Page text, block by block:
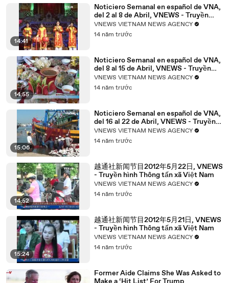
14:41
Noticiero Semanal en español de VNA,
del 2 al 8 de Abril, VNEWS - Truyền
hình Thông tấn xã Việt Nam
VNEWS VIETNAM NEWS AGENCY
14 năm trước
14:55
Noticiero Semanal en español de VNA,
del 8 al 15 de Abril, VNEWS - Truyền
hình Thông tấn xã Việt Nam
VNEWS VIETNAM NEWS AGENCY
14 năm trước
15:06
Noticiero Semanal en español de VNA,
del 16 al 22 de Abril, VNEWS - Truyền
hình Thông tấn xã Việt Nam
VNEWS VIETNAM NEWS AGENCY
14 năm trước
14:52
越通社新闻节目2012年5月22日, VNEWS
- Truyền hình Thông tấn xã Việt Nam
VNEWS VIETNAM NEWS AGENCY
14 năm trước
15:24
越通社新闻节目2012年5月21日, VNEWS
- Truyền hình Thông tấn xã Việt Nam
VNEWS VIETNAM NEWS AGENCY
14 năm trước
Former Aide Claims She Was Asked to